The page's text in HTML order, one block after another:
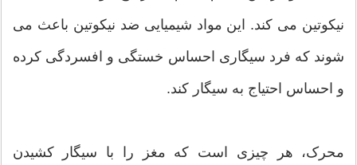
نیکوتین می کند. این مواد شیمیایی ضد نیکوتین باعث می‏‏
شوند که فرد سیگاری احساس خستگی و افسردگی کرده
و احساس احتیاج به سیگار کند.
محرک، هر چیزی است که مغز را با سیگار کشیدن